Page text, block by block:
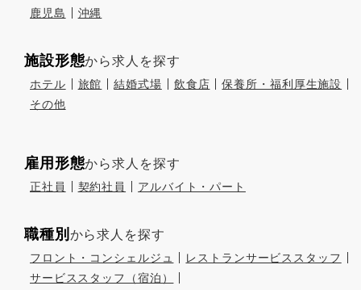
鹿児島
沖縄
施設形態から求人を探す
ホテル 旅館 結婚式場 飲食店
保養所・福利厚生施設
その他
雇用形態から求人を探す
正社員 契約社員 アルバイト・パート
職種別 から求人を探す
フロント・コンシェルジュ
レストランサービススタッフ
サービススタッフ（宿泊）